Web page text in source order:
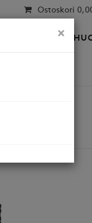
Ostoskori
×